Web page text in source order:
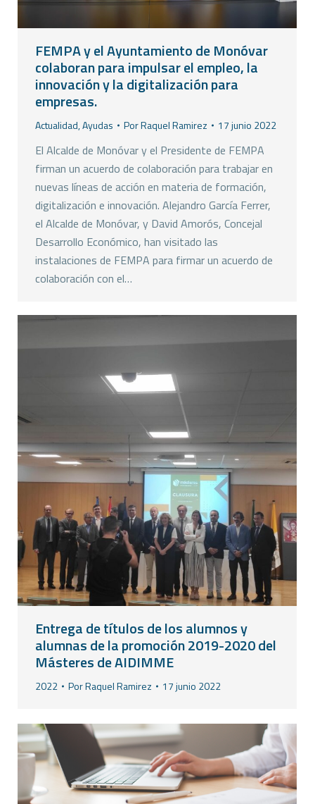
FEMPA y el Ayuntamiento de Monóvar
colaboran para impulsar el empleo, la
innovación y la digitalización para
empresas.
Actualidad,Ayudas PorRaquel Ramirez 17 junio 2022
El Alcalde de Monóvar y el Presidente de FEMPA
firman un acuerdo de colaboración para trabajar en
nuevas líneas de acción en materia de formación,
digitalización e innovación. Alejandro García Ferrer,
el Alcalde de Monóvar, y David Amorós, Concejal
Desarrollo Económico, han visitado las
instalaciones de FEMPA para firmar un acuerdo de
colaboración con el…
Entrega de títulos de los alumnos y
alumnas de la promoción 2019-2020 del
Másteres de AIDIMME
2022 PorRaquel Ramirez 17 junio 2022